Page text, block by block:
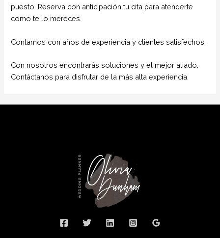
puesto. Reserva con anticipación tu cita para atenderte
como te lo mereces.
Contamos con años de experiencia y clientes satisfechos.
Con nosotros encontrarás soluciones y el mejor aliado.
Contáctanos para disfrutar de la más alta experiencia.